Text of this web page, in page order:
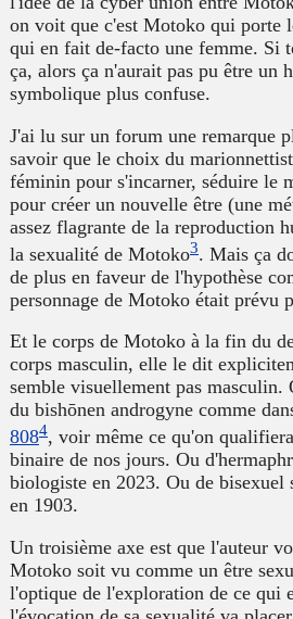
on voit que c'est Motoko qui porte
qui en fait de-facto une femme. Si
ça, alors ça n'aurait pas pu être un
symbolique plus confuse.
J'ai lu sur un forum une remarque
savoir que le choix du
féminin pour s'incarner, séduire le
pour créer un nouvelle être (une
assez flagrante de la reproduction
la sexualité de Motoko3. Mais ça
de plus en faveur de l'hypothèse
personnage de Motoko était prévu
Et le corps de Motoko à la fin du
corps masculin, elle le dit
semble visuellement pas
du bishōnen androgyne comme
8084, voir même ce qu'on
binaire de nos jours. Ou
biologiste en 2023. Ou de bisexuel
en 1903.
Un troisième axe est que l'auteur
Motoko soit vu comme un être
l'optique de l'exploration de ce qui